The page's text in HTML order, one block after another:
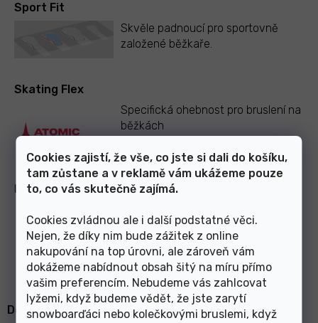
Cookies zajistí, že vše, co jste si dali do košíku,
tam zůstane a v reklamě vám ukážeme pouze
to, co vás skutečně zajímá.
Cookies zvládnou ale i další podstatné věci.
Nejen, že díky nim bude zážitek z online
nakupování na top úrovni, ale zároveň vám
dokážeme nabídnout obsah šitý na míru přímo
vašim preferencím. Nebudeme vás zahlcovat
lyžemi, když budeme vědět, že jste zarytí
snowboarďáci nebo kolečkovými bruslemi, když
Sport Fit
Skvěle padnoucí pro sportovně
založené běžkaře.
Skating Flex
Specifická ohebnost pro bruslení na
běžkách
Prolink Race SK
přenos síly při bruslení na běžkách
Doplňkové parametry